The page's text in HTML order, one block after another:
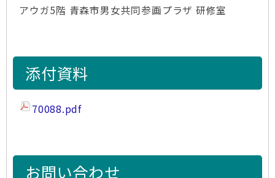
アウガ5階 青森市男女共同参画プラザ 研修室
添付資料
70088.pdf
お問い合わせ